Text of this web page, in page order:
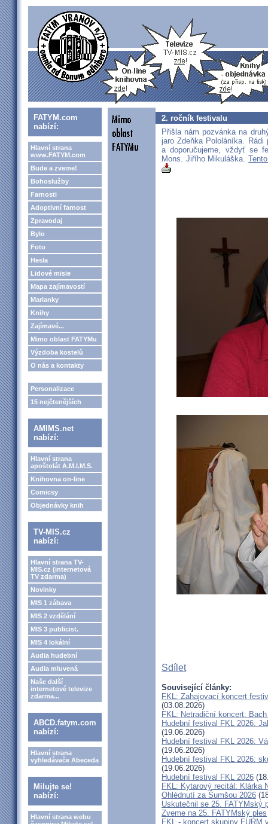
FATYM.com
nabízí:
Hlavní strana
www.FATYM.com
Bude a zveme!
Bohoslužby
Farnosti
Adoptivní farnost
Zpravodaj
Bylo
Foto
Hesla
Lidové misie
Mapa zajímavostí
Marianky
Knihy
Zajímavé...
Mimo oblast FATYMu
Výzdoba kostelů
O nás a kontakty
Personalizace
15 nejčtenějších
AMIMS.net
nabízí:
Hlavní strana
apoštolát A.M.I.M.S.
Knihovna on-line
Comicsy
Objednávky knih
TV-MIS.cz
nabízí:
Hlavní strana TV-
MIS.cz (internetová
TV zdarma)
Novinky
MIS 1 zábava
MIS 2 vzdělání
MIS 3 publicist.
MIS 4 lokální
Audia hudební
Audia mluvená
Naše další
internetové televize
zdarma...
ABCD.fatym.com
nabízí:
Hlavní strana
vyhledávače Abeceda
Milujte se!
nabízí:
Hlavní strana webu
2. ročník festivalu
Přišla nám pozvánka na
jaro Zdeňka Pololáníka. Rádi
a doporučujeme, vždyť se
Mons. Jiřího Mikuláška.
Sdílet
Související články:
FKL: Zahajovací koncert
(03.08.2026)
FKL: Netradiční koncert:
Hudební festival FKL 2026:
(19.06.2026)
Hudební festival FKL 2026:
(19.06.2026)
Hudební festival FKL 2026:
(19.06.2026)
Hudební festival FKL 2026
FKL: Kytarový recitál: Klárka
Ohlédnutí za Šumšou 2026
Uskutečnil se 25. FATYMský
Zveme na 25. FATYMský ples
FKL - koncert skupiny FURM